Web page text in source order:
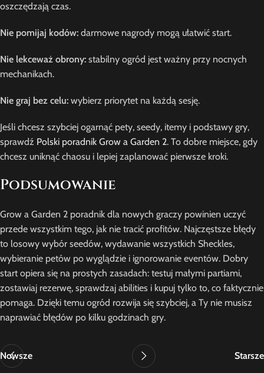
oszczędzają czas.
Nie pomijaj kodów: darmowe nagrody mogą ułatwić start.
Nie lekceważ obrony: stabilny ogród jest ważny przy nocnych
mechanikach.
Nie graj bez celu: wybierz priorytet na każdą sesję.
Jeśli chcesz szybciej ogarnąć pety, seedy, itemy i podstawy gry,
sprawdź Polski poradnik Grow a Garden 2. To dobre miejsce, gdy
chcesz uniknąć chaosu i lepiej zaplanować pierwsze kroki.
Podsumowanie
Grow a Garden 2 poradnik dla nowych graczy powinien uczyć
przede wszystkim tego, jak nie tracić profitów. Najczęstsze błędy
to losowy wybór seedów, wydawanie wszystkich Sheckles,
wybieranie petów po wyglądzie i ignorowanie eventów. Dobry
start opiera się na prostych zasadach: testuj małymi partiami,
zostawiaj rezerwę, sprawdzaj abilities i kupuj tylko to, co faktycznie
pomaga. Dzięki temu ogród rozwija się szybciej, a Ty nie musisz
naprawiać błędów po kilku godzinach gry.
Nowsze Starsze